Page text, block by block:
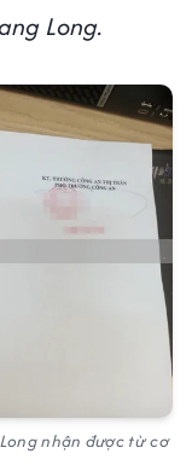
Long.
nhận được từ cơ